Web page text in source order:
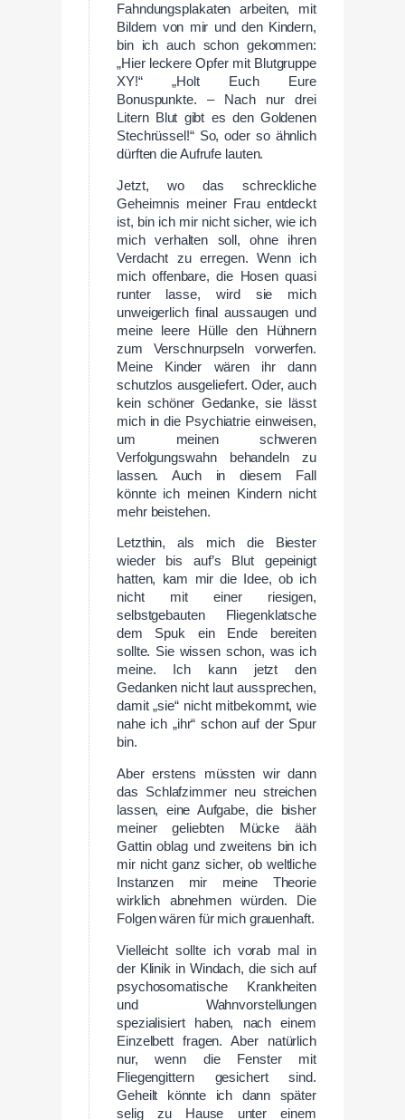
Fahndungsplakaten arbeiten, mit
Bildern von mir und den Kindern,
bin ich auch schon gekommen:
„Hier leckere Opfer mit Blutgruppe
XY!“ „Holt Euch Eure
Bonuspunkte. – Nach nur drei
Litern Blut gibt es den Goldenen
Stechrüssel!“ So, oder so ähnlich
dürften die Aufrufe lauten.
Jetzt, wo das schreckliche
Geheimnis meiner Frau entdeckt
ist, bin ich mir nicht sicher, wie ich
mich verhalten soll, ohne ihren
Verdacht zu erregen. Wenn ich
mich offenbare, die Hosen quasi
runter lasse, wird sie mich
unweigerlich final aussaugen und
meine leere Hülle den Hühnern
zum Verschnurpseln vorwerfen.
Meine Kinder wären ihr dann
schutzlos ausgeliefert. Oder, auch
kein schöner Gedanke, sie lässt
mich in die Psychiatrie einweisen,
um meinen schweren
Verfolgungswahn behandeln zu
lassen. Auch in diesem Fall
könnte ich meinen Kindern nicht
mehr beistehen.
Letzthin, als mich die Biester
wieder bis auf’s Blut gepeinigt
hatten, kam mir die Idee, ob ich
nicht mit einer riesigen,
selbstgebauten Fliegenklatsche
dem Spuk ein Ende bereiten
sollte. Sie wissen schon, was ich
meine. Ich kann jetzt den
Gedanken nicht laut aussprechen,
damit „sie“ nicht mitbekommt, wie
nahe ich „ihr“ schon auf der Spur
bin.
Aber erstens müssten wir dann
das Schlafzimmer neu streichen
lassen, eine Aufgabe, die bisher
meiner geliebten Mücke ääh
Gattin oblag und zweitens bin ich
mir nicht ganz sicher, ob weltliche
Instanzen mir meine Theorie
wirklich abnehmen würden. Die
Folgen wären für mich grauenhaft.
Vielleicht sollte ich vorab mal in
der Klinik in Windach, die sich auf
psychosomatische Krankheiten
und Wahnvorstellungen
spezialisiert haben, nach einem
Einzelbett fragen. Aber natürlich
nur, wenn die Fenster mit
Fliegengittern gesichert sind.
Geheilt könnte ich dann später
selig zu Hause unter einem